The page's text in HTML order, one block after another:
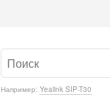
Например: Yealink SIP-T30